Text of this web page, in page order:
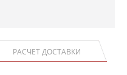
РАСЧЕТ ДОСТАВКИ